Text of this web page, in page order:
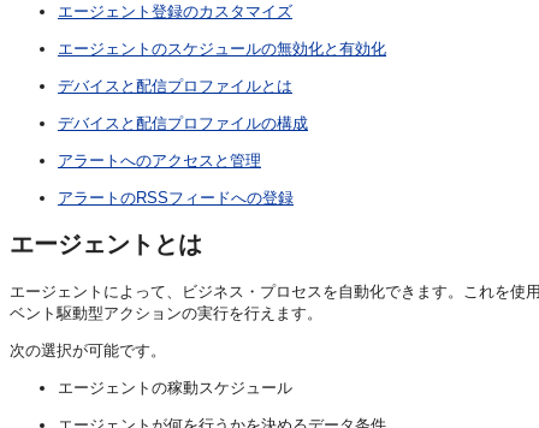
エージェント登録のカスタマイズ
エージェントのスケジュールの無効化と有効化
デバイスと配信プロファイルとは
デバイスと配信プロファイルの構成
アラートへのアクセスと管理
アラートのRSSフィードへの登録
エージェントとは
エージェントによって、ビジネス・プロセスを自動化できます。これを
ベント駆動型アクションの実行を行えます。
次の選択が可能です。
エージェントの稼動スケジュール
エージェントが何を行うかを決めるデータ条件